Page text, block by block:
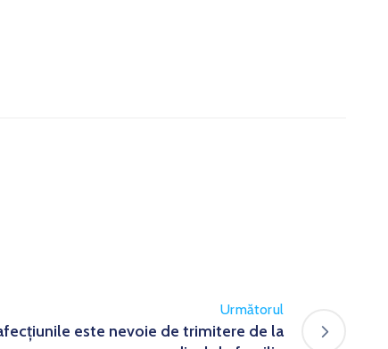
Următorul
este nevoie de trimitere de la